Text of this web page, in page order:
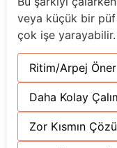
veya küçük bir püf
çok işe yarayabilir.
Ritim/Arpej
Daha Kolay
Zor Kısmın